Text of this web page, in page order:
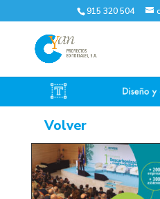
915 320 504
Volver